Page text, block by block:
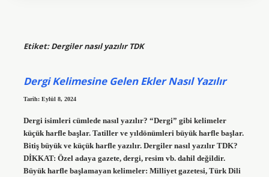
Etiket:Dergiler nasıl yazılır TDK
Dergi Kelimesine Gelen Ekler Nasıl Yazılır
Tarih: Eylül 8, 2024
Dergi isimleri cümlede nasıl yazılır? “Dergi” gibi kelimeler
küçük harfle başlar. Tatiller ve yıldönümleri büyük harfle başlar.
Bitiş büyük ve küçük harfle yazılır. Dergiler nasıl yazılır TDK?
DİKKAT: Özel adaya gazete, dergi, resim vb. dahil değildir.
Büyük harfle başlamayan kelimeler: Milliyet gazetesi, Türk Dili